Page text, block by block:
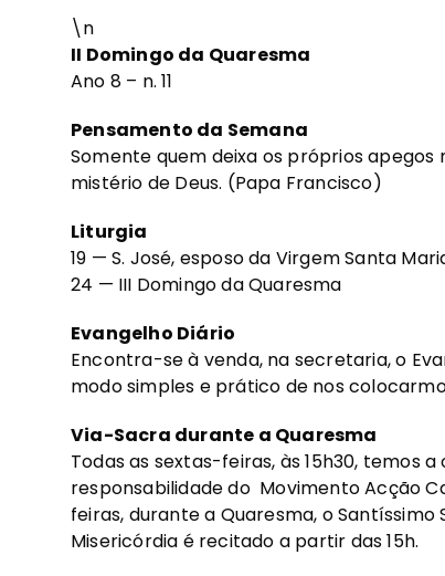
\n
II Domingo da Quaresma
Ano 8 – n. 11
Pensamento da Semana
Somente quem deixa os próprios
mistério de Deus. (Papa Francisco)
Liturgia
19 — S. José, esposo da Virgem Santa
24 — III Domingo da Quaresma
Evangelho Diário
Encontra-se à venda, na secretaria, o
modo simples e prático de nos
Via-Sacra durante a Quaresma
Todas as sextas-feiras, às 15h30, temos
responsabilidade do Movimento Acção
feiras, durante a Quaresma, o
Misericórdia é recitado a partir das 15h.